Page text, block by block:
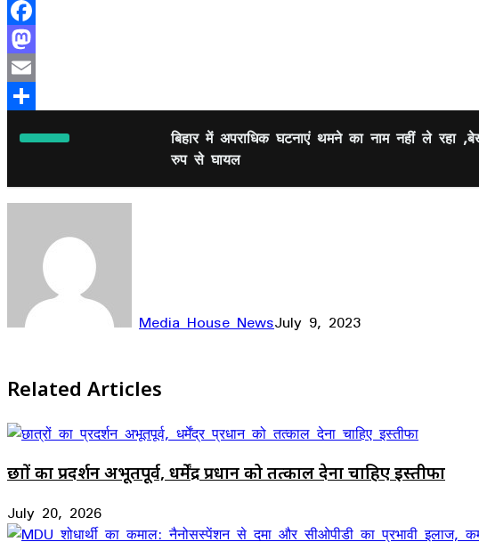
Facebook
Mastodon
Email
बिहार में अपराधिक घटनाएं थमने का नाम नहीं ले
रुप से घायल
Media House NewsJuly 9, 2023
Related Articles
छात्रों का प्रदर्शन अभूतपूर्व, धर्मेंद्र प्रधान को तत्काल देना चाहिए इस्तीफा
July 20, 2026